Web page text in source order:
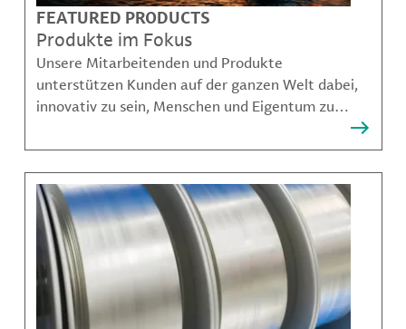
FEATURED PRODUCTS
Produkte im Fokus
Unsere Mitarbeitenden und Produkte
unterstützen Kunden auf der ganzen Welt dabei,
innovativ zu sein, Menschen und Eigentum zu
nachhaltigere Möglichkeiten für Mobilität,
Kommunikation und Wachstum zu schaffen.